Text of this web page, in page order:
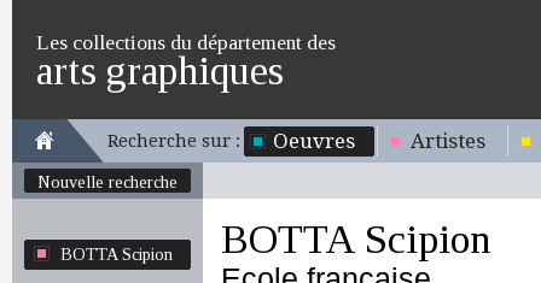
Les collections du département des
arts graphiques
Recherche sur : Oeuvres Artistes
Nouvelle recherche
BOTTA Scipion BOTTA Scipion